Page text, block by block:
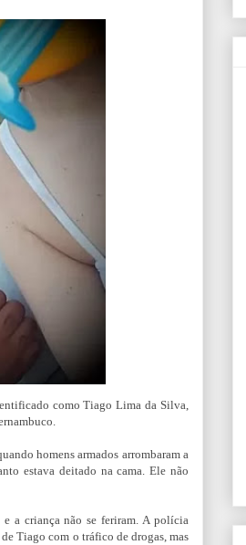
como Tiago Lima da Silva,
homens armados arrombaram a
estava deitado na cama. Ele não
a criança não se feriram. A polícia
Tiago com o tráfico de drogas, mas